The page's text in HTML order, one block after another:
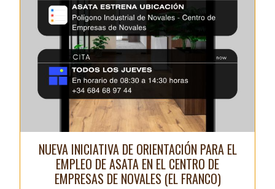
NUEVA INICIATIVA DE ORIENTACIÓN PARA EL
EMPLEO DE ASATA EN EL CENTRO DE
EMPRESAS DE NOVALES (EL FRANCO)